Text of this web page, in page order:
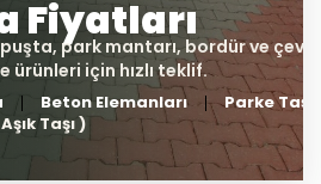
Beton Elemanları
Parke Taşı
Taşı )